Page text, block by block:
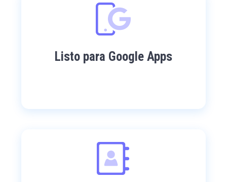
Listo para Google Apps